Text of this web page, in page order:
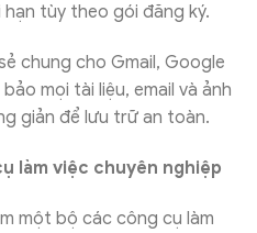
tùy theo gói đăng ký.
chung cho Gmail, Google
mọi tài liệu, email và ảnh
giản để lưu trữ an toàn.
làm việc chuyên nghiệp
một bộ các công cụ làm